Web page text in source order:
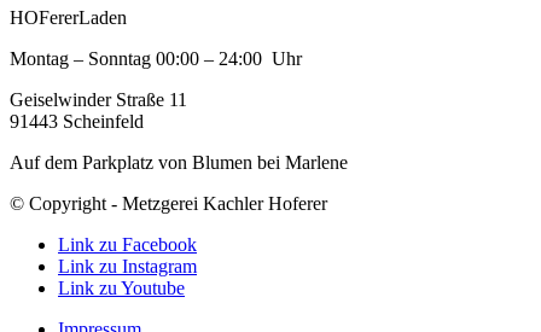
HOFererLaden
Montag – Sonntag 00:00 – 24:00 Uhr
Geiselwinder Straße 11
91443 Scheinfeld
Auf dem Parkplatz von Blumen bei Marlene
© Copyright - Metzgerei Kachler Hoferer
Link zu Facebook
Link zu Instagram
Link zu Youtube